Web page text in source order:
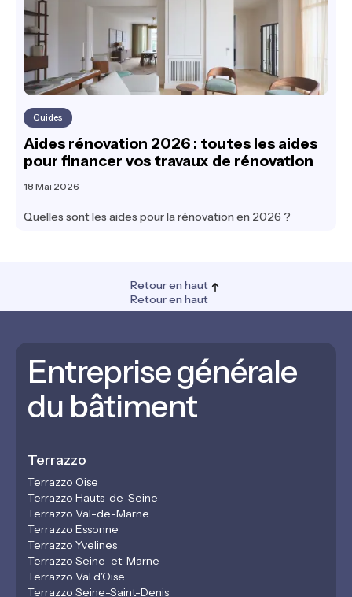
Guides
Aides rénovation 2026 : toutes les aides
pour financer vos travaux de rénovation
18 Mai 2026
Quelles sont les aides pour la rénovation en 2026 ?
Retour en haut
Retour en haut
Entreprise générale
du bâtiment
Terrazzo
Terrazzo Oise
Terrazzo Hauts-de-Seine
Terrazzo Val-de-Marne
Terrazzo Essonne
Terrazzo Yvelines
Terrazzo Seine-et-Marne
Terrazzo Val d'Oise
Terrazzo Seine-Saint-Denis